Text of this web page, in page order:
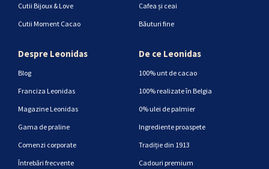
Cutii Bijoux & Love
Cutii Moment Cacao
Cafea și ceai
Băuturi fine
Despre Leonidas
Blog
Franciza Leonidas
Magazine Leonidas
Gama de praline
Comenzi corporate
Întrebări frecvente
De ce Leonidas
100% unt de cacao
100% realizate în Belgia
0% ulei de palmier
Ingrediente proaspete
Tradiție din 1913
Cadouri premium